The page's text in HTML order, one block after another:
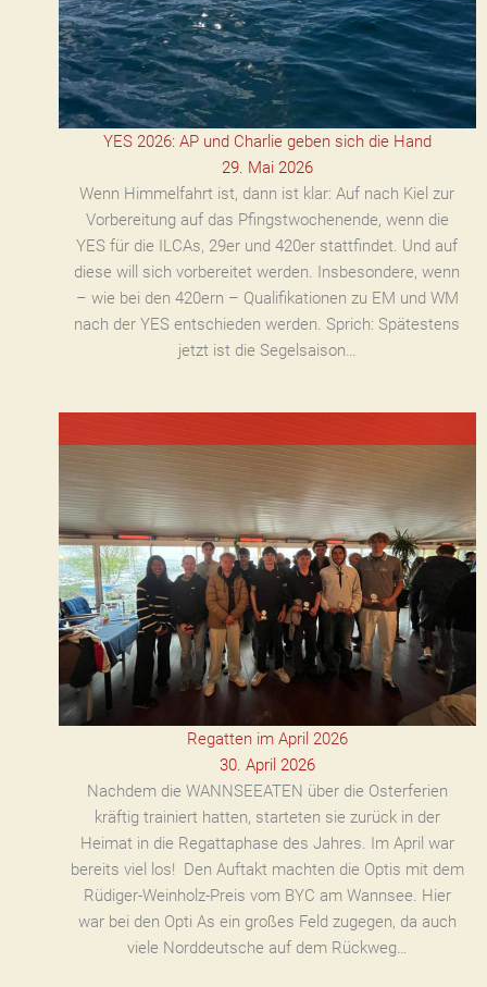
YES 2026: AP und Charlie geben sich die Hand
29. Mai 2026
Wenn Himmelfahrt ist, dann ist klar: Auf nach Kiel zur
Vorbereitung auf das Pfingstwochenende, wenn die
YES für die ILCAs, 29er und 420er stattfindet. Und auf
diese will sich vorbereitet werden. Insbesondere, wenn
– wie bei den 420ern – Qualifikationen zu EM und WM
nach der YES entschieden werden. Sprich: Spätestens
jetzt ist die Segelsaison…
Regatten im April 2026
30. April 2026
Nachdem die WANNSEEATEN über die Osterferien
kräftig trainiert hatten, starteten sie zurück in der
Heimat in die Regattaphase des Jahres. Im April war
bereits viel los! Den Auftakt machten die Optis mit dem
Rüdiger-Weinholz-Preis vom BYC am Wannsee. Hier
war bei den Opti As ein großes Feld zugegen, da auch
viele Norddeutsche auf dem Rückweg…